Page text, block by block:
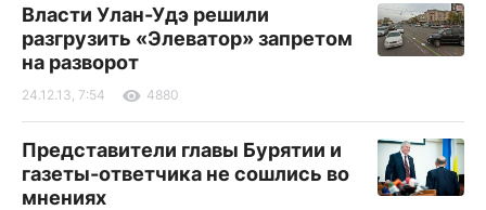
Власти Улан-Удэ решили
разгрузить «Элеватор» запретом
на разворот
24.12.13, 7:54 4880
Представители главы Бурятии и
газеты-ответчика не сошлись во
мнениях